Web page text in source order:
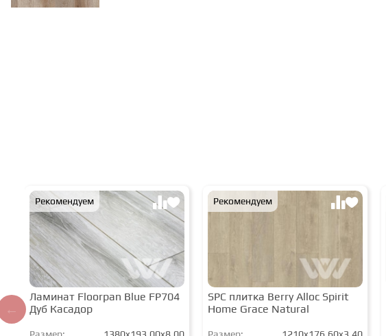
Рекомендуем
Ламинат Floorpan Blue FP704
Дуб Касадор
Рекомендуем
SPC плитка Berry Alloc Spirit
Home Grace Natural